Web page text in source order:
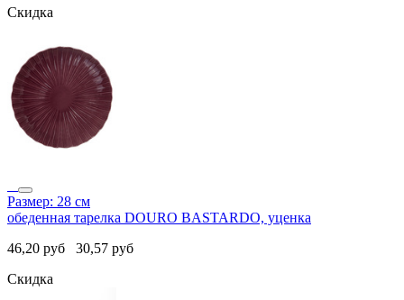
Скидка
Размер: 28 см
обеденная тарелка DOURO BASTARDO, уценка
46,20 руб 30,57 руб
Скидка